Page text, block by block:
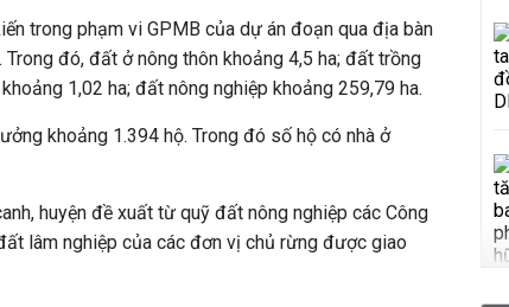
trong phạm vi GPMB của dự án đoạn qua địa bàn
Trong đó, đất ở nông thôn khoảng 4,5 ha; đất trồng
1,02 ha; đất nông nghiệp khoảng 259,79 ha.
khoảng 1.394 hộ. Trong đó số hộ có nhà ở
huyện đề xuất từ quỹ đất nông nghiệp các Công
lâm nghiệp của các đơn vị chủ rừng được giao